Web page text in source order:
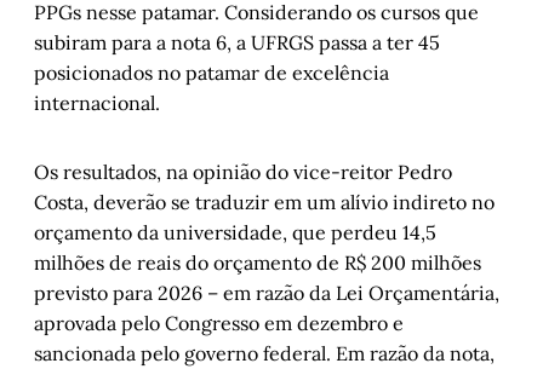
PPGs nesse patamar. Considerando os cursos que
subiram para a nota 6, a UFRGS passa a ter 45
posicionados no patamar de excelência
internacional.
Os resultados, na opinião do vice-reitor Pedro
Costa, deverão se traduzir em um alívio indireto no
orçamento da universidade, que perdeu 14,5
milhões de reais do orçamento de R$ 200 milhões
previsto para 2026 – em razão da Lei Orçamentária,
aprovada pelo Congresso em dezembro e
sancionada pelo governo federal. Em razão da nota,